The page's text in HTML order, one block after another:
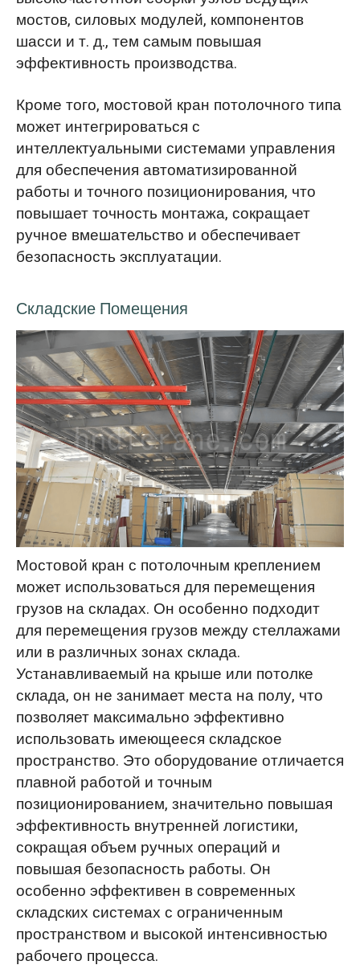
мостов, силовых модулей, компонентов
шасси и т. д., тем самым повышая
эффективность производства.
Кроме того, мостовой кран потолочного типа
может интегрироваться с
интеллектуальными системами управления
для обеспечения автоматизированной
работы и точного позиционирования, что
повышает точность монтажа, сокращает
ручное вмешательство и обеспечивает
безопасность эксплуатации.
Складские Помещения
Мостовой кран с потолочным креплением
может использоваться для перемещения
грузов на складах. Он особенно подходит
для перемещения грузов между стеллажами
или в различных зонах склада.
Устанавливаемый на крыше или потолке
склада, он не занимает места на полу, что
позволяет максимально эффективно
использовать имеющееся складское
пространство. Это оборудование отличается
плавной работой и точным
позиционированием, значительно повышая
эффективность внутренней логистики,
сокращая объем ручных операций и
повышая безопасность работы. Он
особенно эффективен в современных
складских системах с ограниченным
пространством и высокой интенсивностью
рабочего процесса.